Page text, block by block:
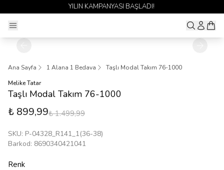
YILIN KAMPANYASI BAŞLADI!
Ana Sayfa 1 Alana 1 Bedava
Taşlı Modal Takım 76-1000
Melike Tatar
Taşlı Modal Takım 76-1000
₺ 899,99₺ 1.499,99
SKU: P-04328_R141_1(36-38)
Barkod: 8690340421041
Renk